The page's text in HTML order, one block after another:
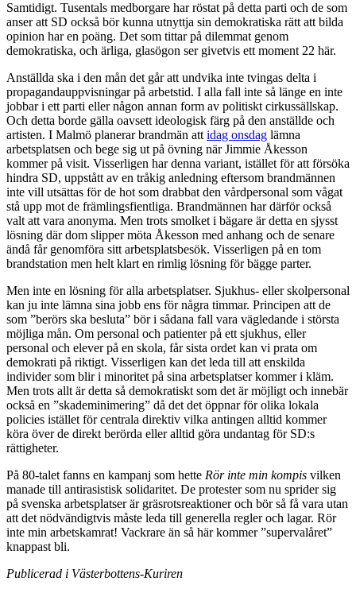
Samtidigt. Tusentals medborgare har röstat på detta parti och de som
anser att SD också bör kunna utnyttja sin demokratiska rätt att bilda
opinion har en poäng. Det som tittar på dilemmat genom
demokratiska, och ärliga, glasögon ser givetvis ett moment 22 här.
Anställda ska i den mån det går att undvika inte tvingas delta i
propagandauppvisningar på arbetstid. I alla fall inte så länge en inte
jobbar i ett parti eller någon annan form av politiskt cirkussällskap.
Och detta borde gälla oavsett ideologisk färg på den anställde och
artisten. I Malmö planerar brandmän attidag onsdag lämna
arbetsplatsen och bege sig ut på övning när Jimmie Åkesson
kommer på visit. Visserligen har denna variant, istället för att försöka
hindra SD, uppstått av en tråkig anledning eftersom brandmännen
inte vill utsättas för de hot som drabbat den vårdpersonal som vågat
stå upp mot de främlingsfientliga. Brandmännen har därför också
valt att vara anonyma. Men trots smolket i bägare är detta en sjysst
lösning där dom slipper möta Åkesson med anhang och de senare
ändå får genomföra sitt arbetsplatsbesök. Visserligen på en tom
brandstation men helt klart en rimlig lösning för bägge parter.
Men inte en lösning för alla arbetsplatser. Sjukhus- eller skolpersonal
kan ju inte lämna sina jobb ens för några timmar. Principen att de
som ”berörs ska besluta” bör i sådana fall vara vägledande i största
möjliga mån. Om personal och patienter på ett sjukhus, eller
personal och elever på en skola, får sista ordet kan vi prata om
demokrati på riktigt. Visserligen kan det leda till att enskilda
individer som blir i minoritet på sina arbetsplatser kommer i kläm.
Men trots allt är detta så demokratiskt som det är möjligt och innebär
också en ”skademinimering” då det det öppnar för olika lokala
policies istället för centrala direktiv vilka antingen alltid kommer
köra över de direkt berörda eller alltid göra undantag för SD:s
rättigheter.
På 80-talet fanns en kampanj som hette Rör inte min kompis vilken
manade till antirasistisk solidaritet. De protester som nu sprider sig
på svenska arbetsplatser är gräsrotsreaktioner och bör så få vara utan
att det nödvändigtvis måste leda till generella regler och lagar. Rör
inte min arbetskamrat! Vackrare än så här kommer ”supervalåret”
knappast bli.
Publicerad i Västerbottens-Kuriren